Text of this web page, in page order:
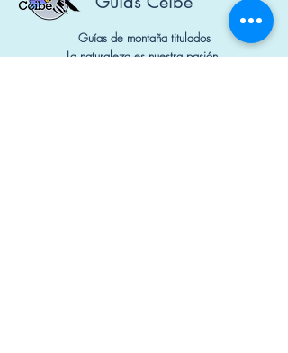
Guías de montaña titulados
La naturaleza es nuestra pasión.